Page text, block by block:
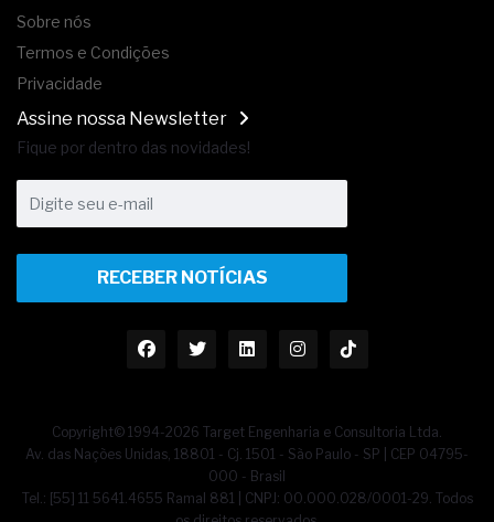
Sobre nós
Termos e Condições
Privacidade
Assine nossa Newsletter
Fique por dentro das novidades!
RECEBER NOTÍCIAS
Copyright© 1994-2026 Target Engenharia e Consultoria Ltda.
Av. das Nações Unidas, 18801 - Cj. 1501 - São Paulo - SP | CEP 04795-
000 - Brasil
Tel.: [55] 11 5641.4655 Ramal 881 | CNPJ: 00.000.028/0001-29. Todos